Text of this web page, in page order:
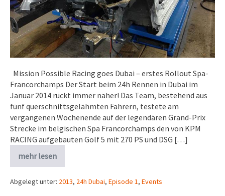
Mission Possible Racing goes Dubai – erstes Rollout Spa-
Francorchamps Der Start beim 24h Rennen in Dubai im
Januar 2014 rückt immer näher! Das Team, bestehend aus
fünf querschnittsgelähmten Fahrern, testete am
vergangenen Wochenende auf der legendären Grand-Prix
Strecke im belgischen Spa Francorchamps den von KPM
RACING aufgebauten Golf 5 mit 270 PS und DSG […]
mehr lesen
Abgelegt unter: 2013, 24h Dubai, Episode 1, Events